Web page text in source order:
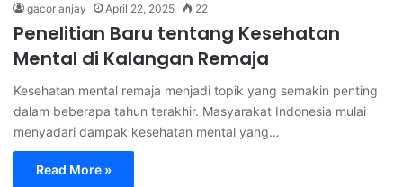
gacor anjay April 22, 2025 22
Penelitian Baru tentang Kesehatan
Mental di Kalangan Remaja
Kesehatan mental remaja menjadi topik yang semakin penting
dalam beberapa tahun terakhir. Masyarakat Indonesia mulai
menyadari dampak kesehatan mental yang…
Read More »